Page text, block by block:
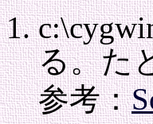
る。た
参考：